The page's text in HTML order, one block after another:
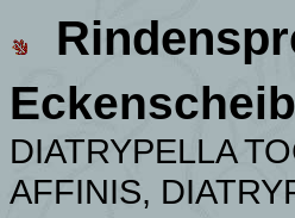
DIATRYPELLA
AFFINIS,